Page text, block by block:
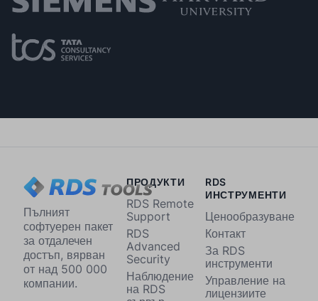
Пълният
софтуерен пакет
за отдалечен
достъп, вярван
от над 500 000
компании.
ПРОДУКТИ
RDS Remote
Support
RDS
Advanced
Security
Наблюдение
на RDS
RDS
ИНСТРУМЕНТИ
Ценообразуване
Контакт
За RDS
инструменти
Управление на
лицензиите